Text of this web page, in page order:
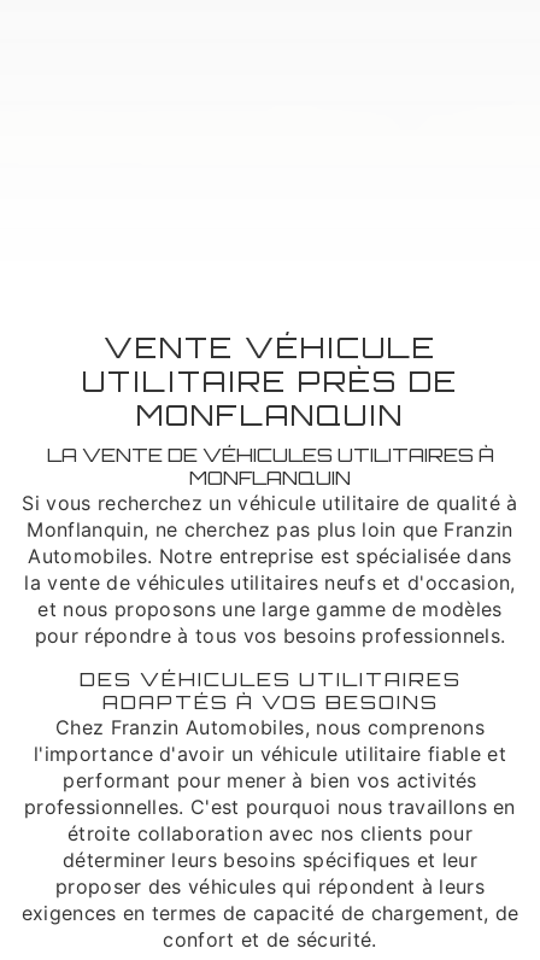
VENTE VÉHICULE
UTILITAIRE PRÈS DE
MONFLANQUIN
LA VENTE DE VÉHICULES UTILITAIRES À
MONFLANQUIN
Si vous recherchez un véhicule utilitaire de qualité à
Monflanquin, ne cherchez pas plus loin que Franzin
Automobiles. Notre entreprise est spécialisée dans
la vente de véhicules utilitaires neufs et d'occasion,
et nous proposons une large gamme de modèles
pour répondre à tous vos besoins professionnels.
DES VÉHICULES UTILITAIRES
ADAPTÉS À VOS BESOINS
Chez Franzin Automobiles, nous comprenons
l'importance d'avoir un véhicule utilitaire fiable et
performant pour mener à bien vos activités
professionnelles. C'est pourquoi nous travaillons en
étroite collaboration avec nos clients pour
déterminer leurs besoins spécifiques et leur
proposer des véhicules qui répondent à leurs
exigences en termes de capacité de chargement, de
confort et de sécurité.